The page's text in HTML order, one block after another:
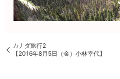
カナダ旅行2
【2016年8月5日（金）小林幸代】